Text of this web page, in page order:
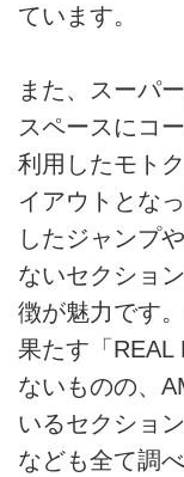
ています。
また、スーパ
スペースにコ
利用したモト
イアウトとな
したジャンプ
ないセクショ
徴が魅力です
果たす「REAL
ないものの、
いるセクショ
なども全て調